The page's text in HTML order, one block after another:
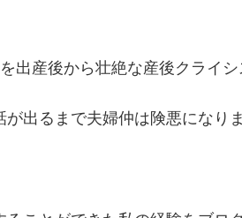
出産後から壮絶な産後クライ
が出るまで夫婦仲は険悪になり